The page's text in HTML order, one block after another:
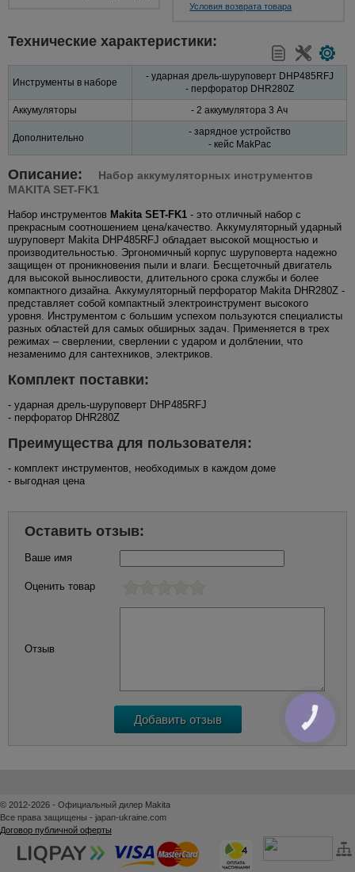
Условия возврата товара
Технические характеристики:
Инструменты в наборе
- ударная дрель-шуруповерт DHP485RFJ
- перфоратор DHR280Z
Аккумуляторы
- 2 аккумулятора 3 Aч
Дополнительно
- зарядное устройство
- кейс MakPac
Описание:
Набор аккумуляторных инструментов
MAKITA SET-FK1
Набор инструментов Makita SET-FK1 - это отличный набор с
прекрасным соотношением цена/качество. Аккумуляторный ударный
шуруповерт Makita DHP485RFJ обладает высокой мощностью и
производительностью. Эргономичный корпус шуруповерта надежно
защищен от проникновения пыли и влаги. Бесщеточный двигатель
для высокой выносливости, длительного срока службы и более
компактного дизайна. Аккумуляторный перфоратор Makita DHR280Z -
представляет собой компактный электроинструмент высокого
уровня. Инструментом с большим успехом пользуются специалисты
разных областей для самых обширных задач. Применяется в трех
режимах – сверлении, сверлении с ударом и долблении, что
незаменимо для сантехников, электриков.
Комплект поставки:
- ударная дрель-шуруповерт DHP485RFJ
- перфоратор DHR280Z
Преимущества для пользователя:
- комплект инструментов, необходимых в каждом доме
- выгодная цена
Оставить отзыв:
Ваше имя
Оценить товар
Отзыв
© 2012-2026 - Официальный дилер Makita
Все права защищены - japan-ukraine.com
Договор публичной оферты
КНОПКА
ЗВ'ЯЗКУ